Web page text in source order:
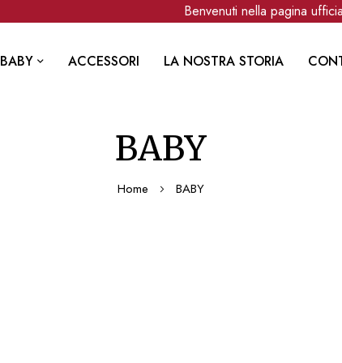
Benvenuti nella pagina
BABY ACCESSORI LA NOSTRA STORIA
BABY
Home BABY